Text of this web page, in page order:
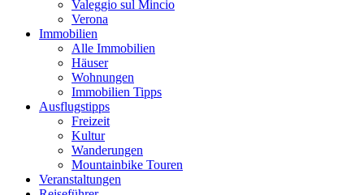
Valeggio sul Mincio
Verona
Immobilien
Alle Immobilien
Häuser
Wohnungen
Immobilien Tipps
Ausflugstipps
Freizeit
Kultur
Wanderungen
Mountainbike Touren
Veranstaltungen